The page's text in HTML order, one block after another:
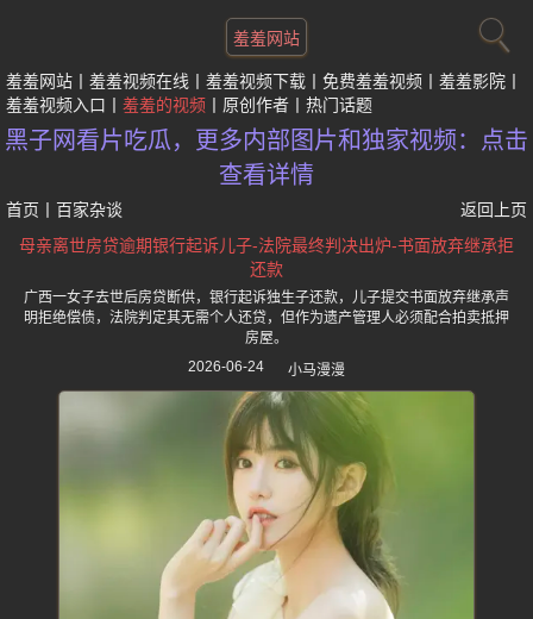
羞羞网站
羞羞网站 羞羞视频在线 羞羞视频下载 免费羞羞视频
羞羞影院
羞羞视频入口
羞羞的视频 原创作者 热门话题
黑子网看片吃瓜，更多内部图片和独家视频：点击
查看详情
首页 百家杂谈
返回上页
母亲离世房贷逾期银行起诉儿子-法院最终判决出炉-书面放弃继承拒
还款
广西一女子去世后房贷断供，银行起诉独生子还款，儿子提交书面放弃继承声
明拒绝偿债，法院判定其无需个人还贷，但作为遗产管理人必须配合拍卖抵押
房屋。
2026-06-24
小马漫漫